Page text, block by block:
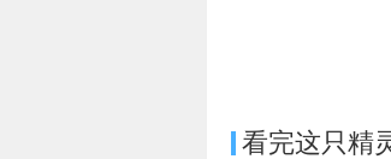
看完这只精